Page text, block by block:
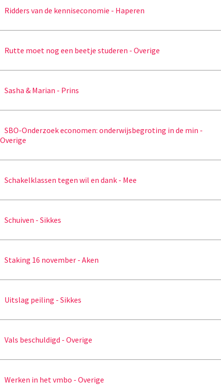
Ridders van de kenniseconomie - Haperen
Rutte moet nog een beetje studeren - Overige
Sasha & Marian - Prins
SBO-Onderzoek economen: onderwijsbegroting in de min -
Overige
Schakelklassen tegen wil en dank - Mee
Schuiven - Sikkes
Staking 16 november - Aken
Uitslag peiling - Sikkes
Vals beschuldigd - Overige
Werken in het vmbo - Overige